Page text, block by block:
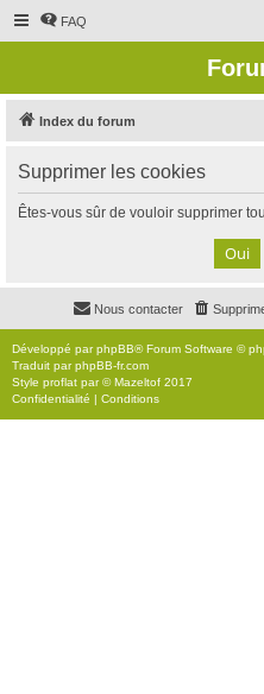
FAQ
Index du forum
Supprimer les cookies
Êtes-vous sûr de vouloir supprimer
Nous contacter
Développé parphpBB® Forum Software ©
Traduit parphpBB-fr.com
Style proflat par ©Mazeltof 2017
Confidentialité | Conditions